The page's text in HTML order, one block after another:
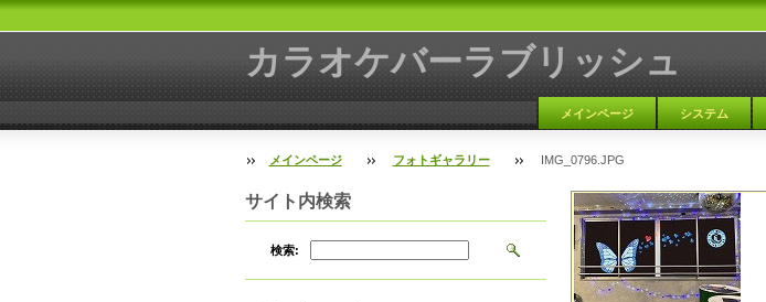
カラオケバーラブリッシュ
メインページ システム
メインページ フォトギャラリー IMG_0796.JPG
大
サイト内検索
検索: